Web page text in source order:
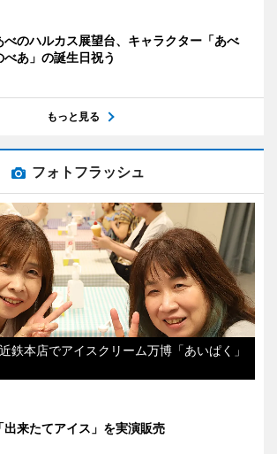
べのハルカス展望台、キャラクター「あべ
べあ」の誕生日祝う
もっと見る
フォトフラッシュ
鉄本店でアイスクリーム万博「あいぱく」
「出来たてアイス」を実演販売